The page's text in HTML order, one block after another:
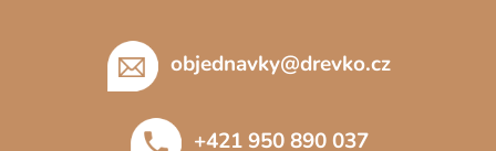
objednavky@drevko.cz
+421 950 890 037